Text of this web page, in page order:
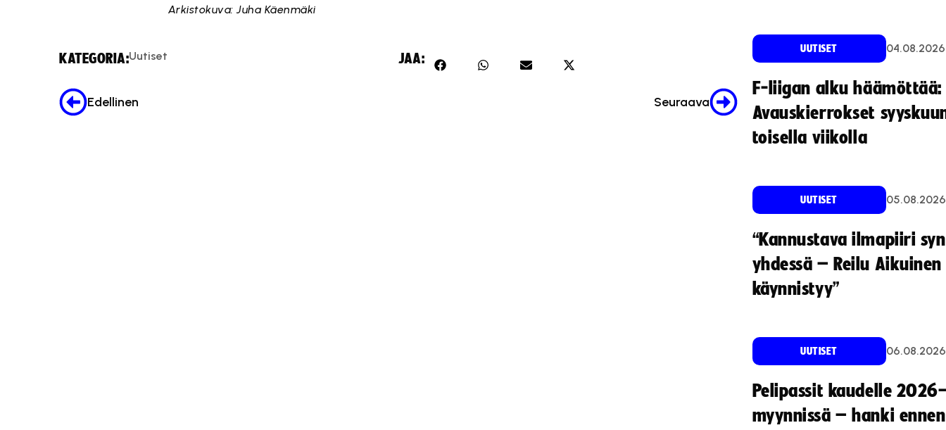
Arkistokuva: Juha Käenmäki
KATEGORIA:Uutiset JAA:
Edellinen Seuraava
UUTISET 04.08.2026
F-liigan alku häämöttää:
Avauskierrokset
toisella viikolla
UUTISET 05.08.2026
“Kannustava ilmapiiri
yhdessä – Reilu
käynnistyy”
UUTISET 06.08.2026
Pelipassit kaudelle
myynnissä – hanki ennen